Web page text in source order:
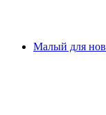
Малый для